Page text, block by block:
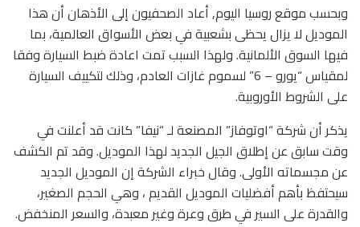
وبحسب موقع روسيا اليوم, أعاد الصحفيون إلى الأذهان أن هذا
الموديل لا يزال يحظى بشعبية في بعض الأسواق العالمية، بما
فيها السوق الألمانية. ولهذا السبب تمت اعادة ضبط السيارة وفقا
لمقياس “يورو – 6” لسموم غازات العادم، وذلك لتكييف السيارة
على الشروط الأوروبية.
يذكر أن شركة “اوتوفاز” المصنعة لـ “نيفا” كانت قد أعلنت في
وقت سابق عن إطلاق الجيل الجديد لهذا الموديل. وقد تم الكشف
عن مجسماته الأولى. وقال خبراء الشركة إن الموديل الجديد
سيحتفظ بأهم أفضليات الموديل القديم ، وهي الحجم الصغير،
والقدرة على السير في طرق وعرة وغير معبدة، والسعر المنخفض.